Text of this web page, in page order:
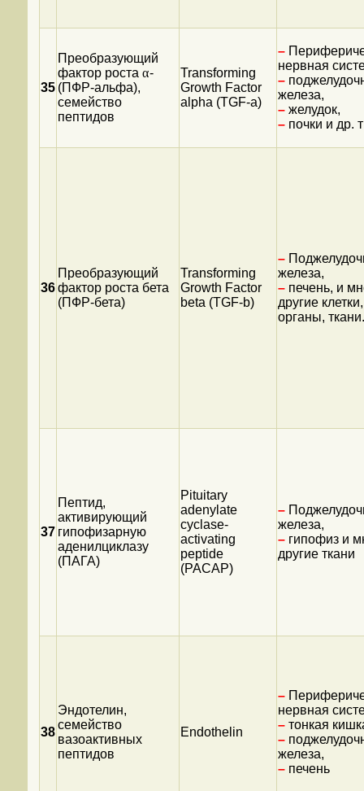
35
Преобразующий
фактор роста α-
(ПФР-альфа),
семейство
пептидов
Transforming
Growth Factor
alpha (TGF-a)
–
нервная
–
железа,
– желудок,
– почки и др.
36
Преобразующий
фактор роста бета
(ПФР-бета)
Transforming
Growth Factor
beta (TGF-b)
–
железа,
– печень, и
другие клетки,
органы, ткани.
37
Пептид,
активирующий
гипофизарную
аденилциклазу
(ПАГА)
Pituitary
adenylate
cyclase-
activating
peptide
(PACAP)
–
железа,
– гипофиз и
другие ткани
38
Эндотелин,
семейство
вазоактивных
пептидов
Endothelin
–
нервная
– тонкая
–
железа,
– печень